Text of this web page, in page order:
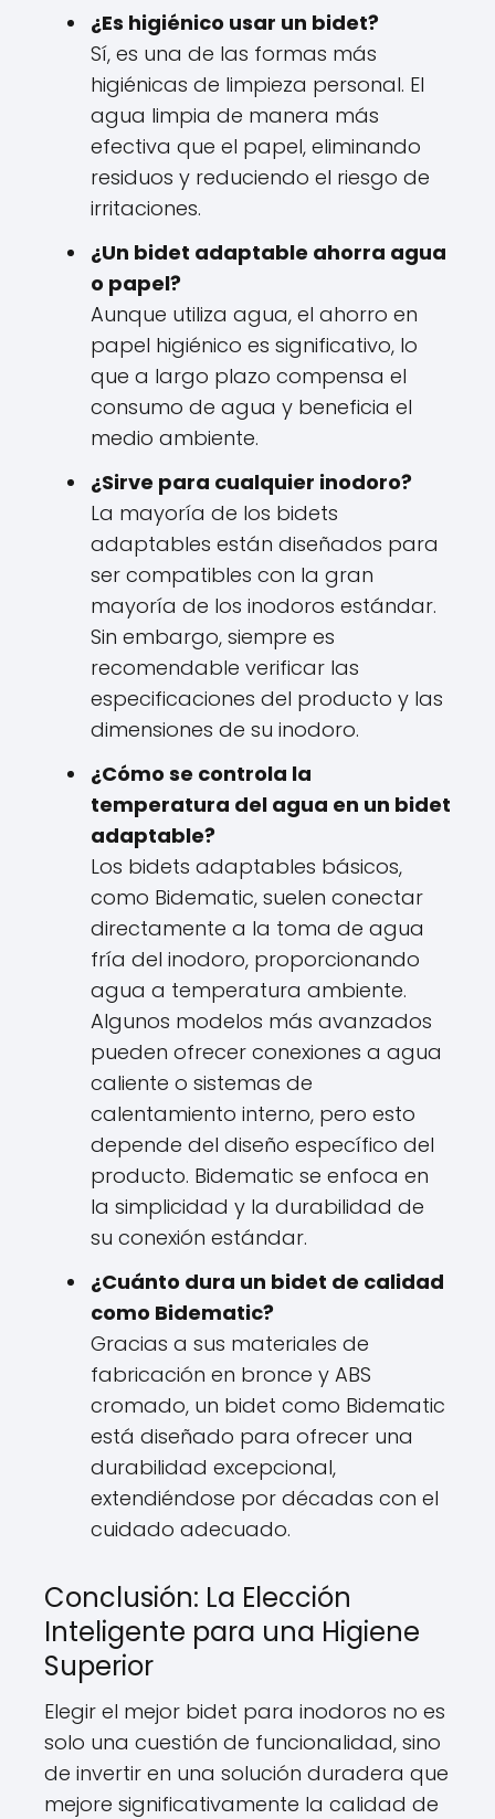
¿Es higiénico usar un bidet?
Sí, es una de las formas más
higiénicas de limpieza personal. El
agua limpia de manera más
efectiva que el papel, eliminando
residuos y reduciendo el riesgo de
irritaciones.
¿Un bidet adaptable ahorra agua
o papel?
Aunque utiliza agua, el ahorro en
papel higiénico es significativo, lo
que a largo plazo compensa el
consumo de agua y beneficia el
medio ambiente.
¿Sirve para cualquier inodoro?
La mayoría de los bidets
adaptables están diseñados para
ser compatibles con la gran
mayoría de los inodoros estándar.
Sin embargo, siempre es
recomendable verificar las
especificaciones del producto y las
dimensiones de su inodoro.
¿Cómo se controla la
temperatura del agua en un bidet
adaptable?
Los bidets adaptables básicos,
como Bidematic, suelen conectar
directamente a la toma de agua
fría del inodoro, proporcionando
agua a temperatura ambiente.
Algunos modelos más avanzados
pueden ofrecer conexiones a agua
caliente o sistemas de
calentamiento interno, pero esto
depende del diseño específico del
producto. Bidematic se enfoca en
la simplicidad y la durabilidad de
su conexión estándar.
¿Cuánto dura un bidet de calidad
como Bidematic?
Gracias a sus materiales de
fabricación en bronce y ABS
cromado, un bidet como Bidematic
está diseñado para ofrecer una
durabilidad excepcional,
extendiéndose por décadas con el
cuidado adecuado.
Conclusión: La Elección
Inteligente para una Higiene
Superior
Elegir el mejor bidet para inodoros no es
solo una cuestión de funcionalidad, sino
de invertir en una solución duradera que
mejore significativamente la calidad de